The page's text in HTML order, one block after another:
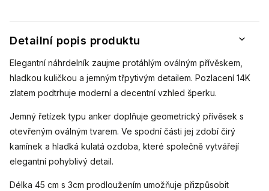
Detailní popis produktu
Elegantní náhrdelník zaujme protáhlým oválným přívěskem,
hladkou kuličkou a jemným třpytivým detailem. Pozlacení 14K
zlatem podtrhuje moderní a decentní vzhled šperku.
Jemný řetízek typu anker doplňuje geometrický přívěsek s
otevřeným oválným tvarem. Ve spodní části jej zdobí čirý
kamínek a hladká kulatá ozdoba, které společně vytvářejí
elegantní pohyblivý detail.
Délka 45 cm s 3cm prodloužením umožňuje přizpůsobit